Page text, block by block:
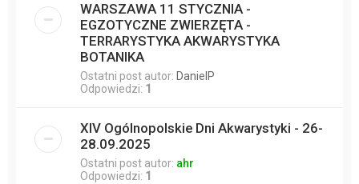
WARSZAWA 11 STYCZNIA -
EGZOTYCZNE ZWIERZĘTA -
TERRARYSTYKA AKWARYSTYKA
BOTANIKA
Ostatni post autor: DanielP
Odpowiedzi: 1
XIV Ogólnopolskie Dni Akwarystyki - 26-
28.09.2025
Ostatni post autor: ahr
Odpowiedzi: 1